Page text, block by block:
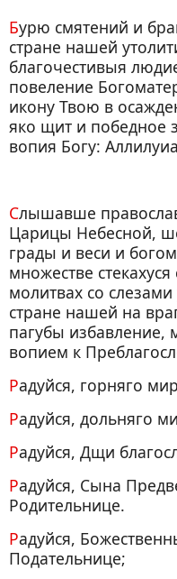
Бурю смятений и брань врагами воздвигнутую в
стране нашей
благочестивыя
повеление
икону Твою в
яко щит и победное
вопия Богу:
Слышавше православные людие, яко икона
Царицы Небесной,
грады и веси и
множестве
молитвах со
стране нашей на
пагубы
вопием к
Радуйся, горняго
Радуйся, дольняго
Радуйся, Дщи
Радуйся, Сына Предвечнаго неискусомужняя
Родительнице.
Радуйся, Божественныя благодати
Подательнице;